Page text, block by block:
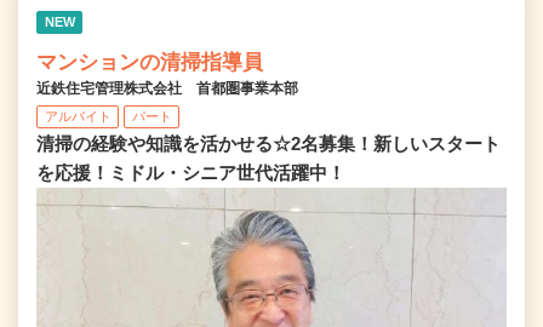
NEW
マンションの清掃指導員
近鉄住宅管理株式会社 首都圏事業本部
アルバイト パート
清掃の経験や知識を活かせる☆2名募集！新しいスタート
を応援！ミドル・シニア世代活躍中！